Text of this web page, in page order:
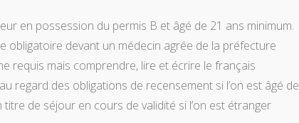
en possession du permis B et âgé de 21 ans minimum.
obligatoire devant un médecin agrée de la préfecture
requis mais comprendre, lire et écrire le français
regard des obligations de recensement si l’on est âgé
titre de séjour en cours de validité si l’on est étranger